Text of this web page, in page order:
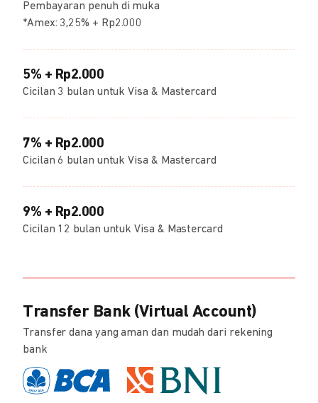
Pembayaran penuh di muka
*Amex: 3,25% + Rp2.000
5% + Rp2.000
Cicilan 3 bulan untuk Visa & Mastercard
7% + Rp2.000
Cicilan 6 bulan untuk Visa & Mastercard
9% + Rp2.000
Cicilan 12 bulan untuk Visa & Mastercard
Transfer Bank (Virtual Account)
Transfer dana yang aman dan mudah dari rekening
bank